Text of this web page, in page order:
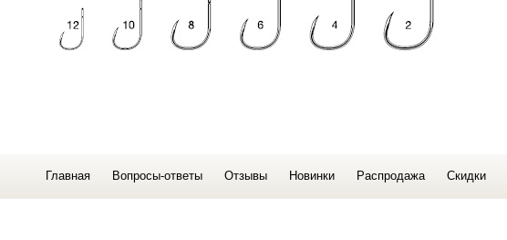
Главная Вопросы-ответы Отзывы Новинки Распродажа Скидки